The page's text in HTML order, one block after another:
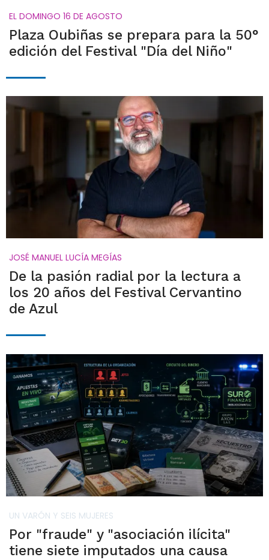
EL DOMINGO 16 DE AGOSTO
Plaza Oubiñas se prepara para la 50°
edición del Festival "Día del Niño"
JOSÉ MANUEL LUCÍA MEGÍAS
De la pasión radial por la lectura a
los 20 años del Festival Cervantino
de Azul
UN VARÓN Y SEIS MUJERES
Por "fraude" y "asociación ilícita"
tiene siete imputados una causa